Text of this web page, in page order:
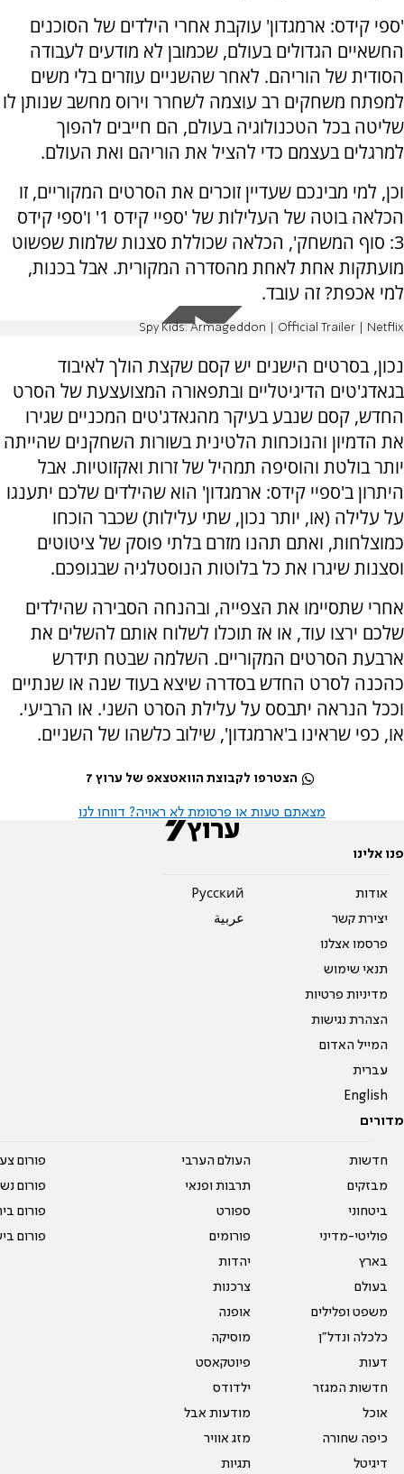
'ספי קידס: ארמגדון' עוקבת אחרי הילדים של הסוכנים
החשאיים הגדולים בעולם, שכמובן לא מודעים לעבודה
הסודית של הוריהם. לאחר שהשניים עוזרים בלי משים
למפתח משחקים רב עוצמה לשחרר וירוס מחשב שנותן לו
שליטה בכל הטכנולוגיה בעולם, הם חייבים להפוך
למרגלים בעצמם כדי להציל את הוריהם ואת העולם.
וכן, למי מבינכם שעדיין זוכרים את הסרטים המקוריים, זו
הכלאה בוטה של העלילות של 'ספיי קידס 1' ו'ספי קידס
3: סוף המשחק', הכלאה שכוללת סצנות שלמות שפשוט
מועתקות אחת לאחת מהסדרה המקורית. אבל בכנות,
למי אכפת? זה עובד.
Spy Kids: Armageddon | Official Trailer | Netflix
נכון, בסרטים הישנים יש קסם שקצת הולך לאיבוד
בגאדג'טים הדיגיטליים ובתפאורה המצועצעת של הסרט
החדש, קסם שנבע בעיקר מהגאדג'טים המכניים שגירו
את הדמיון והנוכחות הלטינית בשורות השחקנים שהייתה
יותר בולטת והוסיפה תמהיל של זרות ואקזוטיות. אבל
היתרון ב'ספיי קידס: ארמגדון' הוא שהילדים שלכם יתענגו
על עלילה (או, יותר נכון, שתי עלילות) שכבר הוכחו
כמוצלחות, ואתם תהנו מזרם בלתי פוסק של ציטוטים
וסצנות שיגרו את כל בלוטות הנוסטלגיה שבגופכם.
אחרי שתסיימו את הצפייה, ובהנחה הסבירה שהילדים
שלכם ירצו עוד, או אז תוכלו לשלוח אותם להשלים את
ארבעת הסרטים המקוריים. השלמה שבטח תידרש
כהכנה לסרט החדש בסדרה שיצא בעוד שנה או שנתיים
וככל הנראה יתבסס על עלילת הסרט השני. או הרביעי.
או, כפי שראינו ב'ארמגדון', שילוב כלשהו של השניים.
הצטרפו לקבוצת הוואטצאפ של ערוץ 7
מצאתם טעות או פרסומת לא ראויה? דווחו לנו
פנו אלינו
אודות
יצירת קשר
פרסמו אצלנו
תנאי שימוש
מדיניות פרטיות
הצהרת נגישות
המייל האדום
עברית
English
Pусский
عربية
מדורים
חדשות
מבזקים
ביטחוני
פוליטי-מדיני
בארץ
בעולם
משפט ופלילים
כלכלה ונדל"ן
דעות
חדשות המגזר
אוכל
כיפה שחורה
דיגיטל
העולם הערבי
תרבות ופנאי
ספורט
פורומים
יהדות
צרכנות
אופנה
מוסיקה
פיוטקאסט
ילדודס
מודעות אבל
מזג אוויר
תגיות
פורום
פורום
פורום
פורום